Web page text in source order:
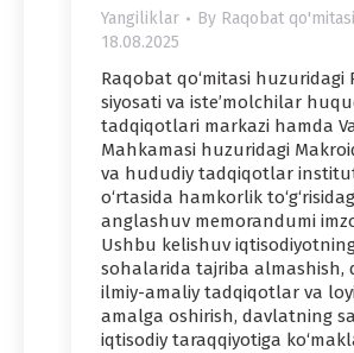
Yangiliklar By Raqobat qo'mitasi
18.08.2025
Raqobat qo‘mitasi huzuridagi
siyosati va iste’molchilar
tadqiqotlari markazi hamda
Mahkamasi huzuridagi
va hududiy tadqiqotlar
o‘rtasida hamkorlik
anglashuv memorandumi
Ushbu kelishuv
sohalarida tajriba almashish,
ilmiy-amaliy tadqiqotlar va
amalga oshirish, davlatning
iqtisodiy taraqqiyotiga